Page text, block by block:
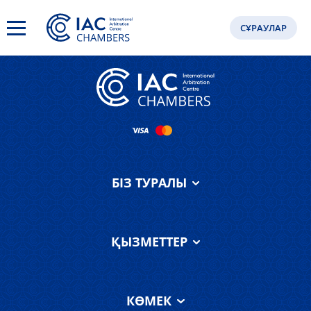
СҰРАУЛАР
БІЗ ТУРАЛЫ
IAC Chambers
туралы
Біздің команда
АХҚО соты туралы
ҚЫЗМЕТТЕР
Қызметтер
Пікірлер
КӨМЕК